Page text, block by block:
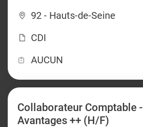
92 - Hauts-de-Seine
CDI
AUCUN
Collaborateur Comptable -
Avantages ++ (H/F)